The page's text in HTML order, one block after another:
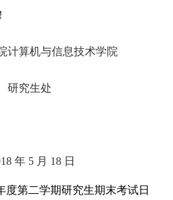
计算机与信息技术学院
研究生处
年 5 月 18 日
度第二学期研究生期末考试日